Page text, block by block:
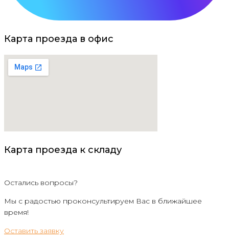
Карта проезда в офис
Карта проезда к складу
Остались вопросы?
Мы с радостью проконсультируем Вас в ближайшее
время!
Оставить заявку